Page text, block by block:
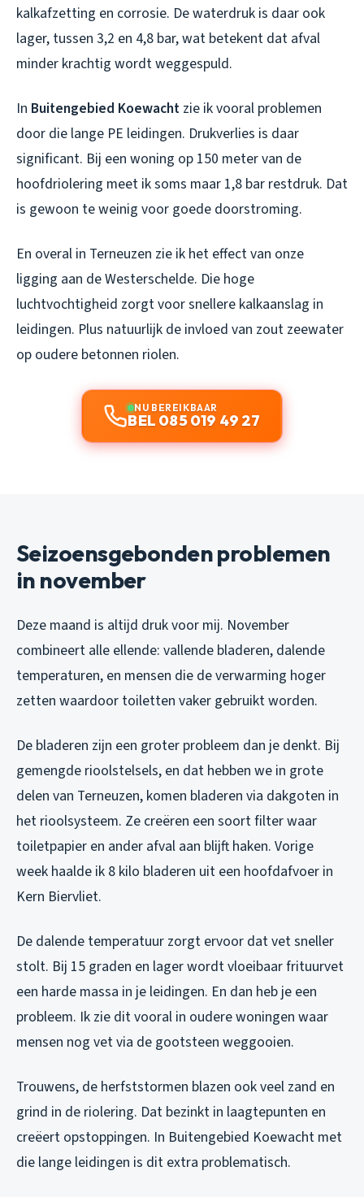
kalkafzetting en corrosie. De waterdruk is daar ook
lager, tussen 3,2 en 4,8 bar, wat betekent dat afval
minder krachtig wordt weggespuld.
In Buitengebied Koewacht zie ik vooral problemen
door die lange PE leidingen. Drukverlies is daar
significant. Bij een woning op 150 meter van de
hoofdriolering meet ik soms maar 1,8 bar restdruk. Dat
is gewoon te weinig voor goede doorstroming.
En overal in Terneuzen zie ik het effect van onze
ligging aan de Westerschelde. Die hoge
luchtvochtigheid zorgt voor snellere kalkaanslag in
leidingen. Plus natuurlijk de invloed van zout zeewater
op oudere betonnen riolen.
NU BEREIKBAAR
BEL 085 019 49 27
Seizoensgebonden problemen
in november
Deze maand is altijd druk voor mij. November
combineert alle ellende: vallende bladeren, dalende
temperaturen, en mensen die de verwarming hoger
zetten waardoor toiletten vaker gebruikt worden.
De bladeren zijn een groter probleem dan je denkt. Bij
gemengde rioolstelsels, en dat hebben we in grote
delen van Terneuzen, komen bladeren via dakgoten in
het rioolsysteem. Ze creëren een soort filter waar
toiletpapier en ander afval aan blijft haken. Vorige
week haalde ik 8 kilo bladeren uit een hoofdafvoer in
Kern Biervliet.
De dalende temperatuur zorgt ervoor dat vet sneller
stolt. Bij 15 graden en lager wordt vloeibaar frituurvet
een harde massa in je leidingen. En dan heb je een
probleem. Ik zie dit vooral in oudere woningen waar
mensen nog vet via de gootsteen weggooien.
Trouwens, de herfststormen blazen ook veel zand en
grind in de riolering. Dat bezinkt in laagtepunten en
creëert opstoppingen. In Buitengebied Koewacht met
die lange leidingen is dit extra problematisch.